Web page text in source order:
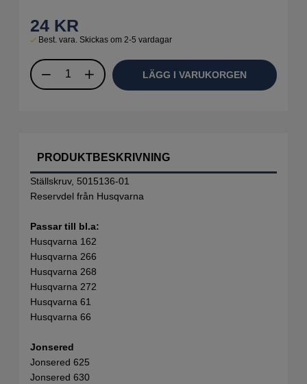
24 KR
Best. vara. Skickas om 2-5 vardagar
LÄGG I VARUKORGEN
PRODUKTBESKRIVNING
Ställskruv, 5015136-01
Reservdel från Husqvarna
Passar till bl.a:
Husqvarna 162
Husqvarna 266
Husqvarna 268
Husqvarna 272
Husqvarna 61
Husqvarna 66
Jonsered
Jonsered 625
Jonsered 630